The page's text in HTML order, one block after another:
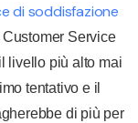
di soddisfazione
Customer Service
livello più alto mai
tentativo e il
di più per